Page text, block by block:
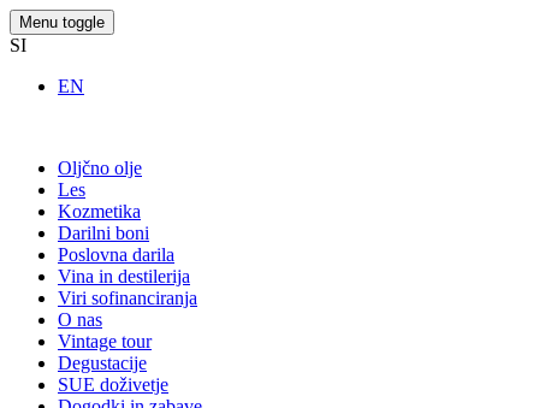
Menu toggle
SI
EN
Oljčno olje
Les
Kozmetika
Darilni boni
Poslovna darila
Vina in destilerija
Viri sofinanciranja
O nas
Vintage tour
Degustacije
SUE doživetje